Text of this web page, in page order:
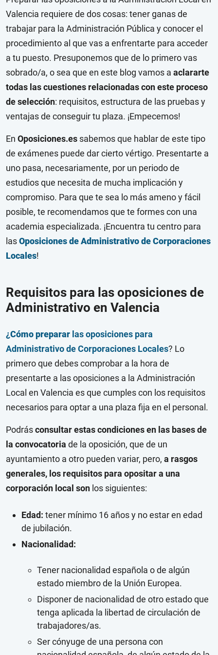
Valencia requiere de dos cosas: tener ganas de
trabajar para la Administración Pública y conocer el
procedimiento al que vas a enfrentarte para acceder
a tu puesto. Presuponemos que de lo primero vas
sobrado/a, o sea que en este blog vamos a aclararte
todas las cuestiones relacionadas con este proceso
de selección: requisitos, estructura de las pruebas y
ventajas de conseguir tu plaza. ¡Empecemos!
En Oposiciones.es sabemos que hablar de este tipo
de exámenes puede dar cierto vértigo. Presentarte a
uno pasa, necesariamente, por un periodo de
estudios que necesita de mucha implicación y
compromiso. Para que te sea lo más ameno y fácil
posible, te recomendamos que te formes con una
academia especializada. ¡Encuentra tu centro para
lasOposiciones de Administrativo de Corporaciones
Locales!
Requisitos para las oposiciones de
Administrativo en Valencia
¿Cómo preparar las oposiciones para
Administrativo de Corporaciones Locales? Lo
primero que debes comprobar a la hora de
presentarte a las oposiciones a la Administración
Local en Valencia es que cumples con los requisitos
necesarios para optar a una plaza fija en el personal.
Podrásconsultar estas condiciones en las bases de
la convocatoria de la oposición, que de un
ayuntamiento a otro pueden variar, pero, a rasgos
generales, los requisitos para opositar a una
corporación local son los siguientes:
Edad: tener mínimo 16 años y no estar en edad
de jubilación.
Nacionalidad:
Tener nacionalidad española o de algún
estado miembro de la Unión Europea.
Disponer de nacionalidad de otro estado que
tenga aplicada la libertad de circulación de
trabajadores/as.
Ser cónyuge de una persona con